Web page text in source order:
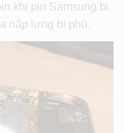
khi pin Samsung bị
nắp lưng bị phù.